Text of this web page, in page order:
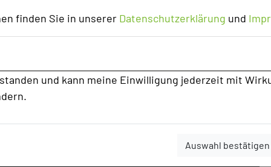
finden Sie in unserer Datenschutzerklärung und
und kann meine Einwilligung jederzeit mit
Auswahl bestätigen